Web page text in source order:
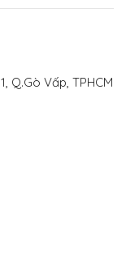
Q.Gò Vấp, TPHCM